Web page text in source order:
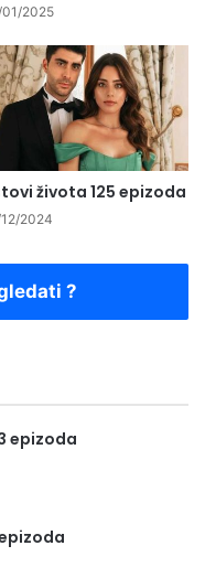
2025
života 125 epizoda
2024
?
epizoda